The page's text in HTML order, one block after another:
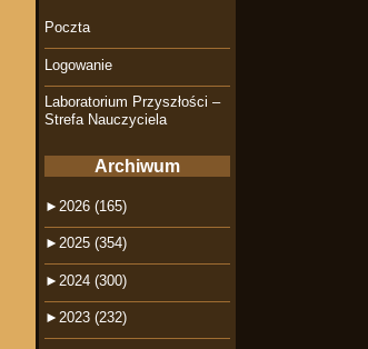
Poczta
Logowanie
Laboratorium Przyszłości –
Strefa Nauczyciela
Archiwum
► 2026 (165)
► 2025 (354)
► 2024 (300)
► 2023 (232)